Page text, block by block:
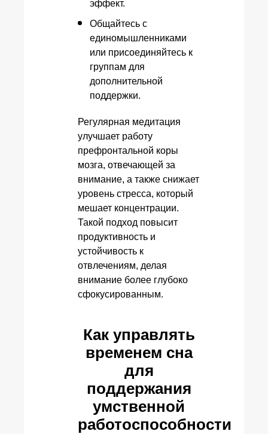
эффект.
Общайтесь с
единомышленниками
или присоединяйтесь к
группам для
дополнительной
поддержки.
Регулярная медитация
улучшает работу
префронтальной коры
мозга, отвечающей за
внимание, а также снижает
уровень стресса, который
мешает концентрации.
Такой подход повысит
продуктивность и
устойчивость к
отвлечениям, делая
внимание более глубоко
сфокусированным.
Как управлять
временем сна
для
поддержания
умственной
работоспособности